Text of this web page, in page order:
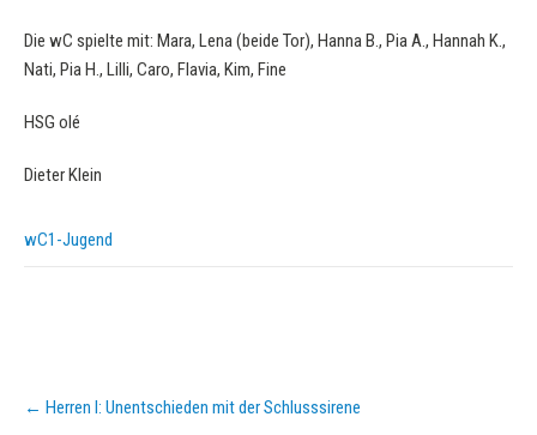
Die wC spielte mit: Mara, Lena (beide Tor), Hanna B., Pia A., Hannah K.,
Nati, Pia H., Lilli, Caro, Flavia, Kim, Fine
HSG olé
Dieter Klein
wC1-Jugend
Post
navigation
← Herren I: Unentschieden mit der Schlusssirene